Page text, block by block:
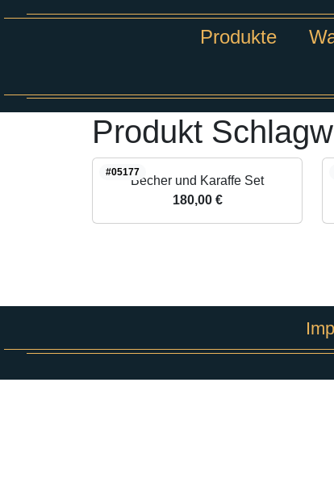
Produkte
Produkt
#05177
Becher und Karaffe Set
180,00 €